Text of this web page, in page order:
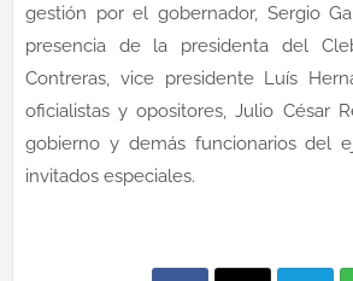
gestión por el gobernador, Sergio
presencia de la presidenta del
Contreras, vice presidente Luís
oficialistas y opositores, Julio César
gobierno y demás funcionarios del
invitados especiales.